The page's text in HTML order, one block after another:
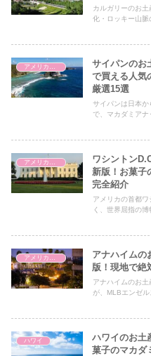
カルガリーのお
化・ロッキー山脈
アメリカ合衆国
サイパンのお
で買える人気
厳選15選
サイパンは日本
で、マカダミアナ
アメリカ合衆国
ワシントン
新版！お菓子
完全紹介
アメリカの首都
く、世界屈指の博
アメリカ合衆国
アナハイムの
版！現地で絶
アナハイムのお
が、MLBエンゼル
ハワイ
ハワイのお土
菓子のマカダ